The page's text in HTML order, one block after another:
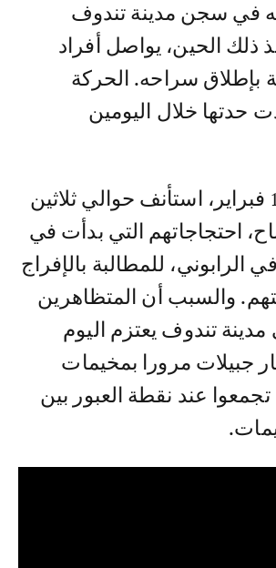
في سجن مدينة تندوف
ذلك الحين، يواصل أفراد
بإطلاق سراحه. الحركة
حدتها خلال اليومين
يومه الاثنين 12 فبراير، استأنف حوالي ثلاثين
احتجاجاتهم التي بدأت في
الرابوني، للمطالبة بالإفراج
والسبب أن المتظاهرين
مدينة تندوف يعتزم اليوم
جبيلات مرورا بمخيمات
عند نقطة العبور بين